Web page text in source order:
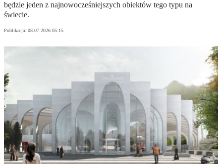
będzie jeden z najnowocześniejszych obiektów tego typu na
świecie.
Publikacja: 08.07.2026 05:15